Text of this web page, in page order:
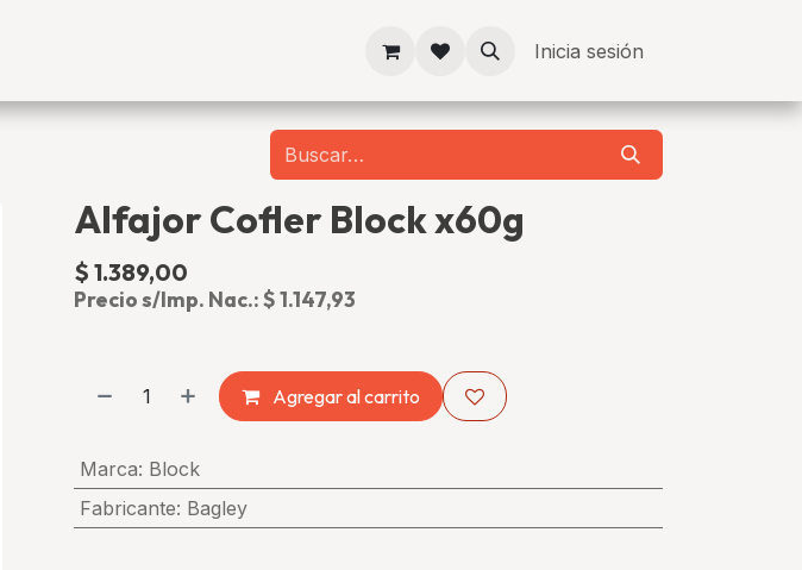
Inicia sesión
Alfajor Cofler Block x60g
$ 1.389,00
Precio s/Imp. Nac.:$1.147,93
Agregar al carrito
Marca: Block
Fabricante: Bagley